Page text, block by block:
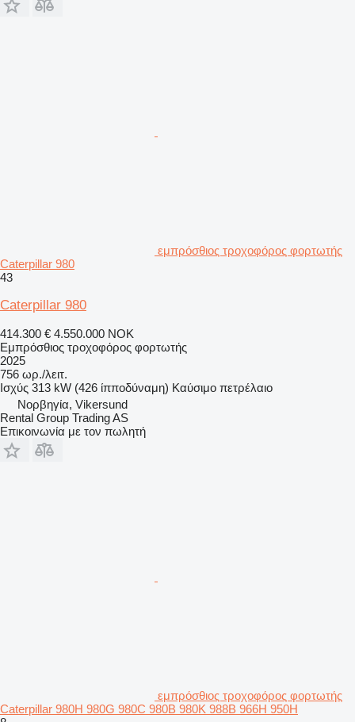
εμπρόσθιος τροχοφόρος φορτωτής
Caterpillar 980
43
Caterpillar 980
414.300 € 4.550.000 NOK
Εμπρόσθιος τροχοφόρος φορτωτής
2025
756 ωρ./λειτ.
Ισχύς 313 kW (426 ίπποδύναμη) Καύσιμο πετρέλαιο
Νορβηγία, Vikersund
Rental Group Trading AS
Επικοινωνία με τον πωλητή
εμπρόσθιος τροχοφόρος φορτωτής
Caterpillar 980H 980G 980C 980B 980K 988B 966H 950H